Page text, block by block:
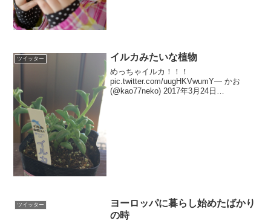
ツイッター イルカみたいな植物
めっちゃイルカ！！！
pic.twitter.com/uugHKVwumY— かお
(@kao77neko) 2017年3月24日
ツイッター
ヨーロッパに暮らし始めたばかり
の時